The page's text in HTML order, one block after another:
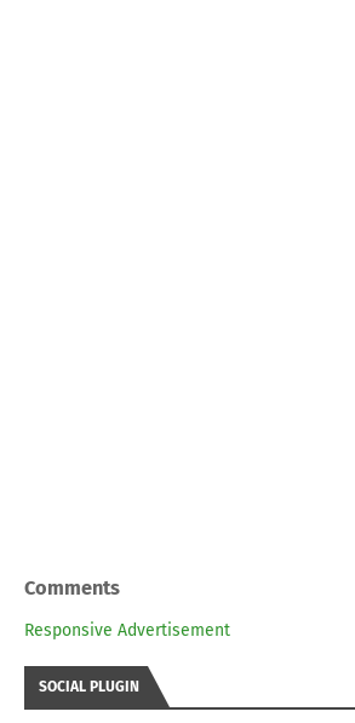
Comments
Responsive Advertisement
SOCIAL PLUGIN